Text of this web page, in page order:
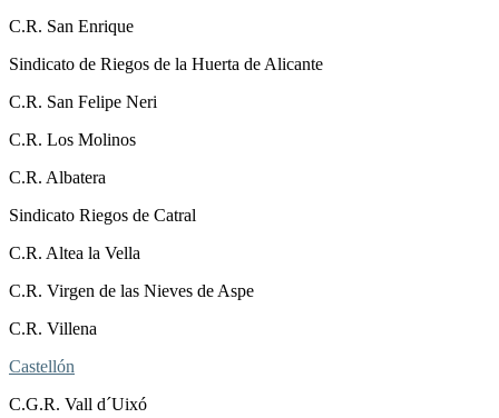
C.R. San Enrique
Sindicato de Riegos de la Huerta de Alicante
C.R. San Felipe Neri
C.R. Los Molinos
C.R. Albatera
Sindicato Riegos de Catral
C.R. Altea la Vella
C.R. Virgen de las Nieves de Aspe
C.R. Villena
Castellón
C.G.R. Vall d´Uixó